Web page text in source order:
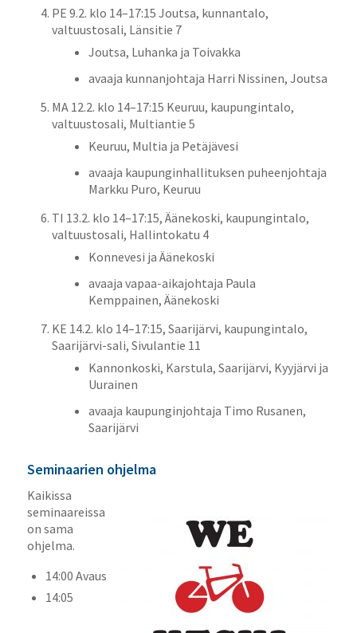
PE 9.2. klo 14–17:15 Joutsa, kunnantalo,
valtuustosali, Länsitie 7
Joutsa, Luhanka ja Toivakka
avaaja kunnanjohtaja Harri Nissinen, Joutsa
MA 12.2. klo 14–17:15 Keuruu, kaupungintalo,
valtuustosali, Multiantie 5
Keuruu, Multia ja Petäjävesi
avaaja kaupunginhallituksen puheenjohtaja
Markku Puro, Keuruu
TI 13.2. klo 14–17:15, Äänekoski, kaupungintalo,
valtuustosali, Hallintokatu 4
Konnevesi ja Äänekoski
avaaja vapaa-aikajohtaja Paula
Kemppainen, Äänekoski
KE 14.2. klo 14–17:15, Saarijärvi, kaupungintalo,
Saarijärvi-sali, Sivulantie 11
Kannonkoski, Karstula, Saarijärvi, Kyyjärvi ja
Uurainen
avaaja kaupunginjohtaja Timo Rusanen,
Saarijärvi
Seminaarien ohjelma
Kaikissa
seminaareissa
on sama
ohjelma.
14:00 Avaus
14:05